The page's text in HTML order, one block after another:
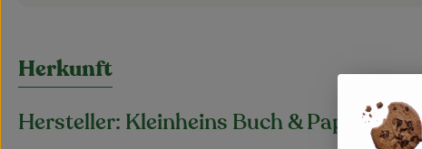
Herkunft
Hersteller: Kleinheins Buch & Papier